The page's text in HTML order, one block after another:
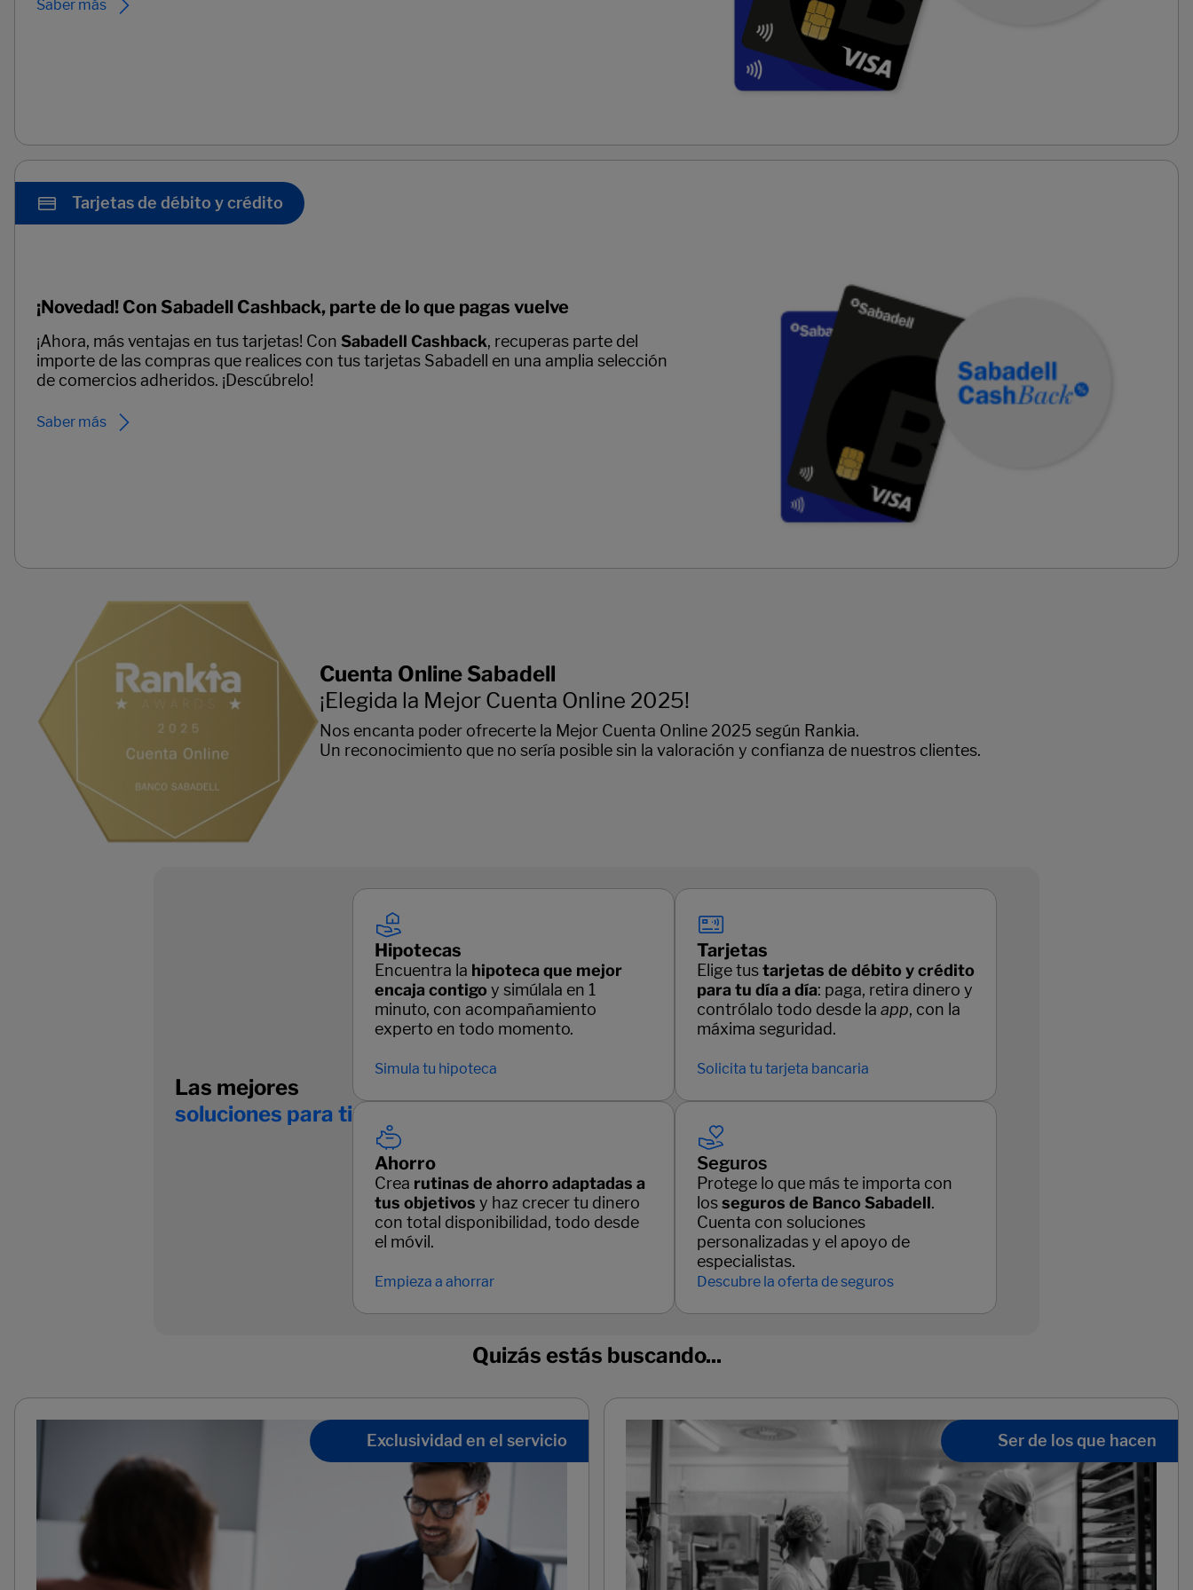
Saber más
Tarjetas de débito y crédito
¡Novedad! Con Sabadell Cashback, parte de lo que pagas vuelve
¡Ahora, más ventajas en tus tarjetas! Con Sabadell Cashback, recuperas parte del
importe de las compras que realices con tus tarjetas Sabadell en una amplia selección
de comercios adheridos. ¡Descúbrelo!
Saber más
Cuenta Online Sabadell
¡Elegida la Mejor Cuenta Online 2025!
Nos encanta poder ofrecerte la Mejor Cuenta Online 2025 según Rankia.
Un reconocimiento que no sería posible sin la valoración y confianza de nuestros clientes.
Las mejores
soluciones para ti
Hipotecas
Encuentra la hipoteca que mejor
encaja contigo y simúlala en 1
minuto, con acompañamiento
experto en todo momento.
Simula tu hipoteca
Tarjetas
Elige tustarjetas de débito y crédito
para tu día a día: paga, retira dinero y
contrólalo todo desde la app, con la
máxima seguridad.
Solicita tu tarjeta bancaria
Ahorro
Crea rutinas de ahorro adaptadas a
tus objetivos y haz crecer tu dinero
con total disponibilidad, todo desde
el móvil.
Empieza a ahorrar
Seguros
Protege lo que más te importa con
losseguros de Banco Sabadell.
Cuenta con soluciones
personalizadas y el apoyo de
especialistas.
Descubre la oferta de seguros
Quizás estás buscando...
Exclusividad en el servicio Ser de los que hacen